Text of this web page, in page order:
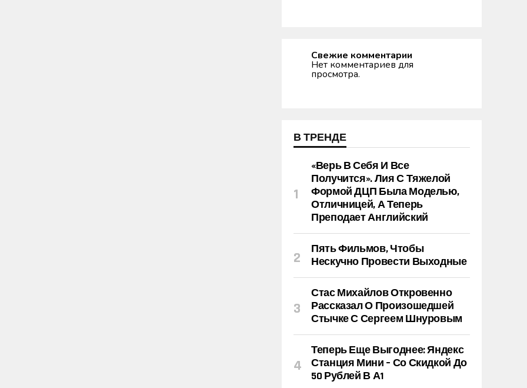
Свежие комментарии
Нет комментариев для
просмотра.
В ТРЕНДЕ
«Верь В Себя И Все
Получится». Лия С Тяжелой
Формой ДЦП Была Моделью,
Отличницей, А Теперь
Преподает Английский
Пять Фильмов, Чтобы
Нескучно Провести Выходные
Стас Михайлов Откровенно
Рассказал О Произошедшей
Стычке С Сергеем Шнуровым
Теперь Еще Выгоднее: Яндекс
Станция Мини – Со Скидкой До
50 Рублей В А1